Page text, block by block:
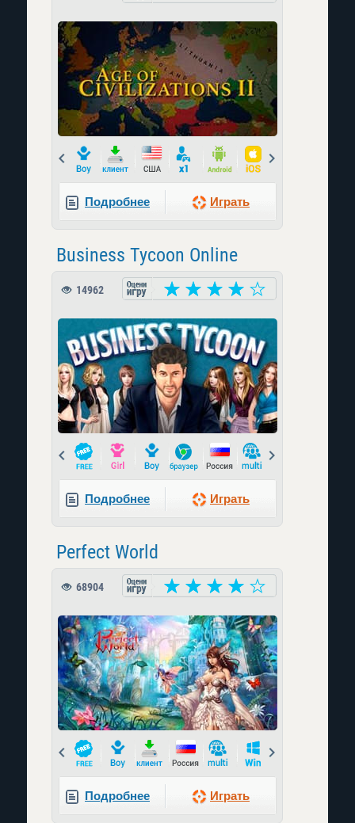
Prev
Подробнее Играть
Business Tycoon Online
14962
Prev
Подробнее Играть
Perfect World
68904
Prev
Подробнее Играть